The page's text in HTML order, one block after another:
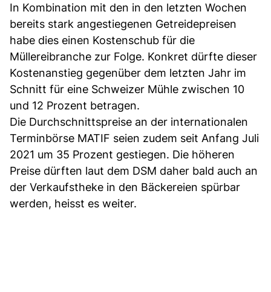
In Kombination mit den in den letzten Wochen
bereits stark angestiegenen Getreidepreisen
habe dies einen Kostenschub für die
Müllereibranche zur Folge. Konkret dürfte dieser
Kostenanstieg gegenüber dem letzten Jahr im
Schnitt für eine Schweizer Mühle zwischen 10
und 12 Prozent betragen.
Die Durchschnittspreise an der internationalen
Terminbörse MATIF seien zudem seit Anfang Juli
2021 um 35 Prozent gestiegen. Die höheren
Preise dürften laut dem DSM daher bald auch an
der Verkaufstheke in den Bäckereien spürbar
werden, heisst es weiter.